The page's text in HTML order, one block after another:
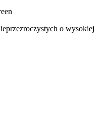
o wysokiej